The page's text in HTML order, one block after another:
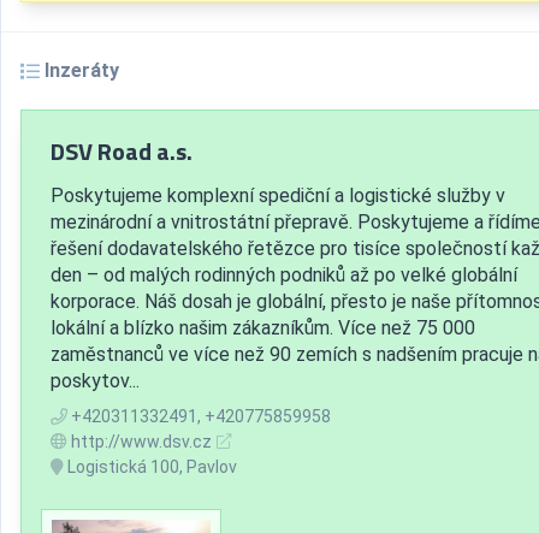
Inzeráty
DSV Road a.s.
Poskytujeme komplexní spediční a logistické služby v
mezinárodní a vnitrostátní přepravě. Poskytujeme a
řešení dodavatelského řetězce pro tisíce společností
den – od malých rodinných podniků až po velké globální
korporace. Náš dosah je globální, přesto je naše
lokální a blízko našim zákazníkům. Více než 75 000
zaměstnanců ve více než 90 zemích s nadšením pracuje
poskytov...
+420311332491, +420775859958
http://www.dsv.cz
Logistická 100, Pavlov